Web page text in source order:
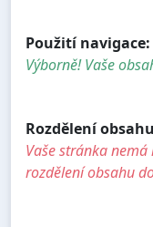
Použití navigace:
Výborně! Vaše
Rozdělení
Vaše stránka
rozdělení obsahu